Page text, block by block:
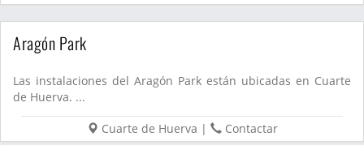
Aragón Park
Las instalaciones del Aragón Park están ubicadas en Cuarte
de Huerva. ...
Cuarte de Huerva | Contactar